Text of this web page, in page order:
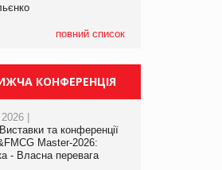
на
повний список
КОНФЕРЕНЦІЯ
|
та конференції
Master-2026:
- Власна перевага